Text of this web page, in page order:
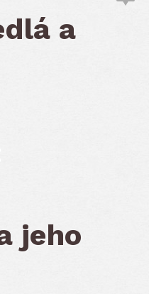
a
jeho